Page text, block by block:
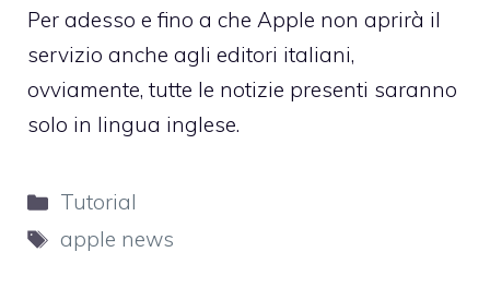
Per adesso e fino a che Apple non aprirà il
servizio anche agli editori italiani,
ovviamente, tutte le notizie presenti saranno
solo in lingua inglese.
Categorie
Tutorial
Tag
apple news